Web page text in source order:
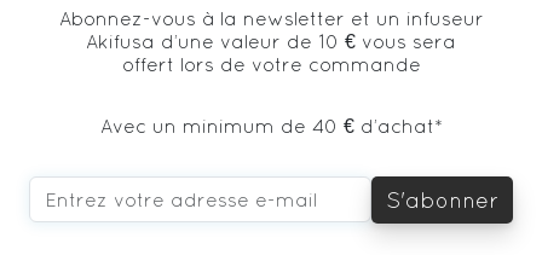
Abonnez-vous à la newsletter et un infuseur
Akifusa d’une valeur de 10 € vous sera
offert lors de votre commande
Avec un minimum de 40 € d’achat*
S'abonner